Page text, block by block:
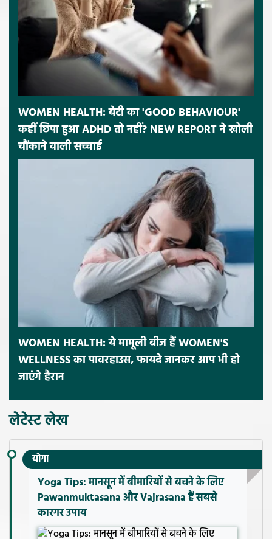
WOMEN HEALTH: बेटी का 'GOOD BEHAVIOUR'
कहीं छिपा हुआ ADHD तो नहीं? NEW REPORT ने खोली
चौंकाने वाली सच्चाई
WOMEN HEALTH: ये मामूली बीज हैं WOMEN'S
WELLNESS का पावरहाउस, फायदे जानकर आप भी हो
जाएंगे हैरान
लेटेस्ट लेख
योगा
Yoga Tips: मानसून में बीमारियों से बचने के लिए
Pawanmuktasana और Vajrasana हैं सबसे
कारगर उपाय